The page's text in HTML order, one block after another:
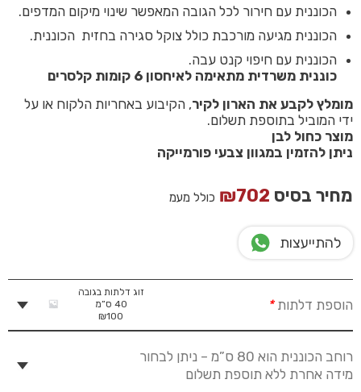
הכוננית עם חירור לכל הגובה המאפשר שינוי מיקום המדפים.
הכוננית מגיעה מורכבת כולל צוקל סגירה בחזית הכוננית.
הכוננית עם חיפוי קנט עבה.
כוננית משרדית מתאימה לאיחסון 6 קומות קלסרים
מומלץ לקבע את הארון לקיר, הקיבוע באחריות הלקוח או על
ידי המוביל בתוספת תשלום.
מוצר כחול לבן
ניתן להזמין במגוון צבעי פורמייקה
מחיר בסיס ₪702 כולל מעמ
להתייעצות
הוספת דלתות*
זוג דלתות בגובה
40 ס”מ
₪100
רוחב הכוננית הוא 80 ס”מ – ניתן לבחור
מידה אחרת ללא תוספת תשלום